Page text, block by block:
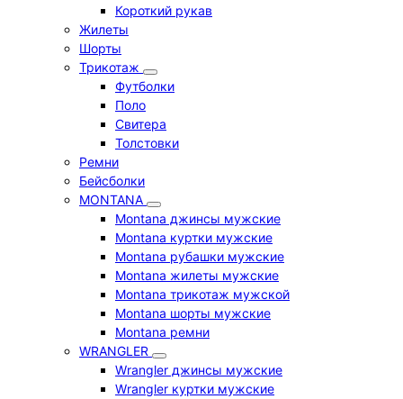
Короткий рукав
Жилеты
Шорты
Трикотаж
Футболки
Поло
Свитера
Толстовки
Ремни
Бейсболки
MONTANA
Montana джинсы мужские
Montana куртки мужские
Montana рубашки мужские
Montana жилеты мужские
Montana трикотаж мужской
Montana шорты мужские
Montana ремни
WRANGLER
Wrangler джинсы мужские
Wrangler куртки мужские